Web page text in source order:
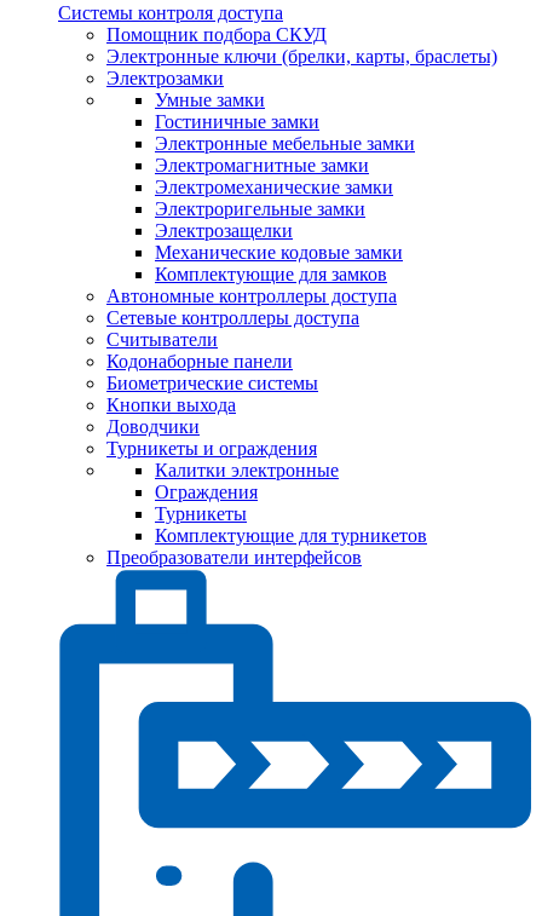
Системы контроля доступа
Помощник подбора СКУД
Электронные ключи (брелки, карты, браслеты)
Электрозамки
Умные замки
Гостиничные замки
Электронные мебельные замки
Электромагнитные замки
Электромеханические замки
Электроригельные замки
Электрозащелки
Механические кодовые замки
Комплектующие для замков
Автономные контроллеры доступа
Сетевые контроллеры доступа
Считыватели
Кодонаборные панели
Биометрические системы
Кнопки выхода
Доводчики
Турникеты и ограждения
Калитки электронные
Ограждения
Турникеты
Комплектующие для турникетов
Преобразователи интерфейсов